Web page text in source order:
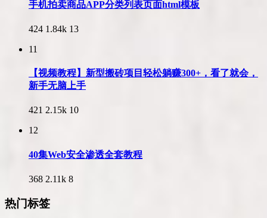
手机拍卖商品APP分类列表页面html模板
424 1.84k 13
11
【视频教程】新型搬砖项目轻松躺赚300+，看了就会，
新手无脑上手
421 2.15k 10
12
40集Web安全渗透全套教程
368 2.11k 8
热门标签